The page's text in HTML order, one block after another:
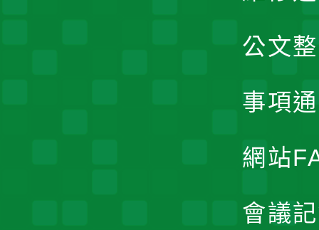
公文
事項
網站
會議